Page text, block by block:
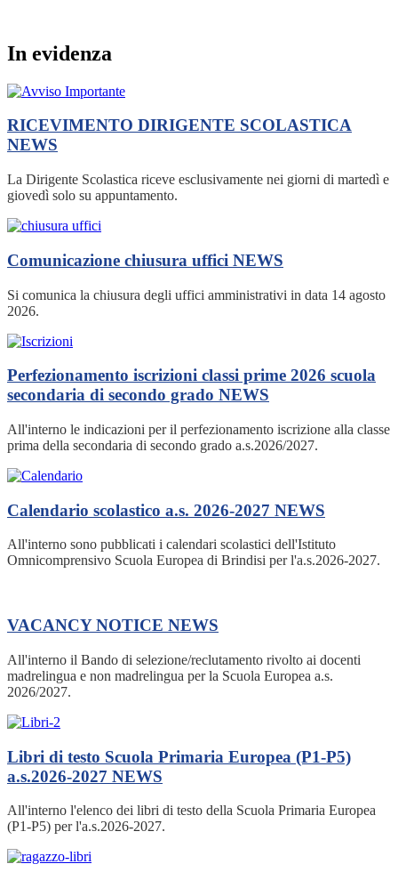
In evidenza
RICEVIMENTO DIRIGENTE SCOLASTICA
NEWS
La Dirigente Scolastica riceve esclusivamente nei giorni di martedì e
giovedì solo su appuntamento.
Comunicazione chiusura uffici NEWS
Si comunica la chiusura degli uffici amministrativi in data 14 agosto
2026.
Perfezionamento iscrizioni classi prime 2026 scuola
secondaria di secondo grado NEWS
All'interno le indicazioni per il perfezionamento iscrizione alla classe
prima della secondaria di secondo grado a.s.2026/2027.
Calendario scolastico a.s. 2026-2027 NEWS
All'interno sono pubblicati i calendari scolastici dell'Istituto
Omnicomprensivo Scuola Europea di Brindisi per l'a.s.2026-2027.
VACANCY NOTICE NEWS
All'interno il Bando di selezione/reclutamento rivolto ai docenti
madrelingua e non madrelingua per la Scuola Europea a.s.
2026/2027.
Libri di testo Scuola Primaria Europea (P1-P5)
a.s.2026-2027 NEWS
All'interno l'elenco dei libri di testo della Scuola Primaria Europea
(P1-P5) per l'a.s.2026-2027.